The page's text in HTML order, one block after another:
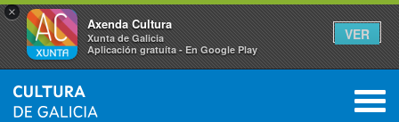
×
Axenda Cultura
Xunta de Galicia
Aplicación gratuíta - En Google Play
VER
INICIO › ACTUALIDADE 0